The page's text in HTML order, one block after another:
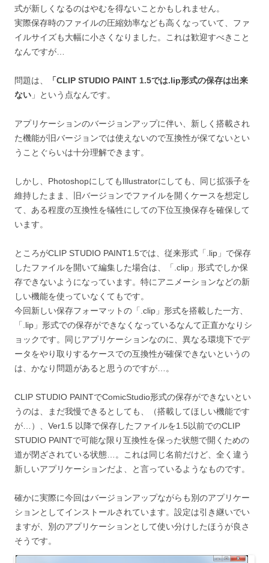
式が新しくなるのはやむを得ないことかもしれません。
実際保存時のファイルの圧縮効率なども高くなっていて、ファ
イルサイズも大幅に小さくなりました。これは歓迎すべきこと
なんですが…
問題は、
「CLIP STUDIO PAINT 1.5では.lip形式の保存は出来
ない 」という点なんです。
アプリケーションのバージョンアップに伴い、新しく搭載され
た機能が旧バージョンでは使えないので互換性が保てないとい
うことぐらいは十分理解できます。
しかし、PhotoshopにしてもIllustratorにしても、同じ拡張子を
維持したまま、旧バージョンでファイルを開くケースを想定し
て、ある程度の互換性を犠牲にしての下位互換保存を確保して
います。
ところがCLIP STUDIO PAINT1.5では、従来形式「.lip」で保存
したファイルを開いて編集した場合は、「.clip」形式でしか保
存できないようになっています。特にアニメーションなどの新
しい機能を使っていなくてもです。
今回新しい保存フォーマットの「.clip」形式を搭載した一方、
「.lip」形式での保存ができなくなっているなんて正直かなりシ
ョックです。同じアプリケーションなのに、異なる環境下でデ
ータをやり取りするケースでの互換性が確保できないというの
は、かなり問題があると思うのですが…。
CLIP STUDIO PAINTでComicStudio形式の保存ができないとい
うのは、まだ我慢できるとしても、（搭載してほしい機能です
が…）、Ver1.5 以降で保存したファイルを1.5以前でのCLIP
STUDIO PAINTで可能な限り互換性を保った状態で開くための
道が閉ざされている状態…。これは同じ名前だけど、全く違う
新しいアプリケーションだよ、と言っているようなものです。
確かに実際に今回はバージョンアップながらも別のアプリケー
ションとしてインストールされています。設定は引き継いでい
ますが、別のアプリケーションとして使い分けしたほうが良さ
そうです。